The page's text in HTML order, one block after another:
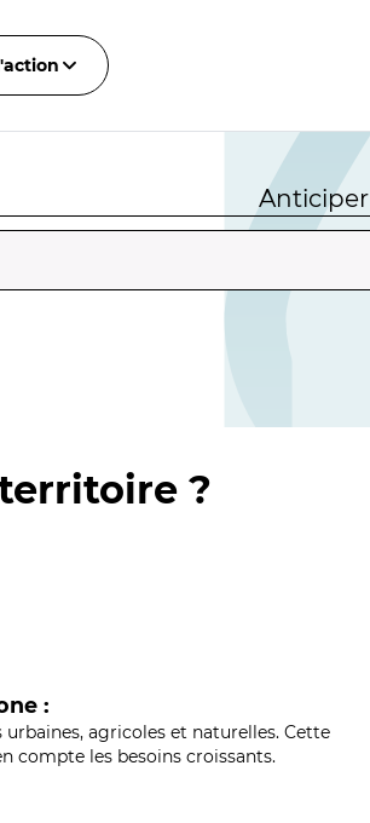
Anticiper
?
:
agricoles et naturelles. Cette
compte les besoins croissants.